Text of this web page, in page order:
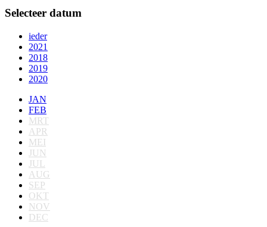
Selecteer datum
ieder
2021
2018
2019
2020
JAN
FEB
MRT
APR
MEI
JUN
JUL
AUG
SEP
OKT
NOV
DEC